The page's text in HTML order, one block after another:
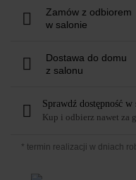
Zamów z odbiorem
w salonie
Dostawa do domu
z salonu
Sprawdź dostępność w
Kup i odbierz nawet za
* termin realizacji w dniach